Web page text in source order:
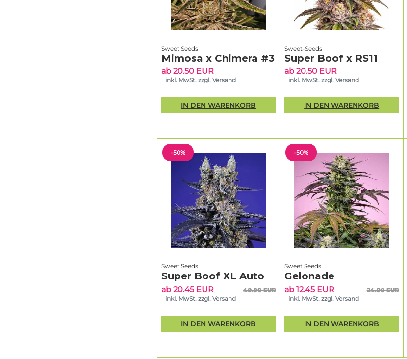
Sweet Seeds
Mimosa x Chimera #3
ab 20.50 EUR
inkl. MwSt. zzgl. Versand
IN DEN WARENKORB
Sweet-Seeds
Super Boof x RS11
ab 20.50 EUR
inkl. MwSt. zzgl. Versand
IN DEN WARENKORB
-50%
Sweet Seeds
Super Boof XL Auto
ab 20.45 EUR
40.90 EUR
inkl. MwSt. zzgl. Versand
IN DEN WARENKORB
-50%
Sweet Seeds
Gelonade
ab 12.45 EUR
24.90 EUR
inkl. MwSt. zzgl. Versand
IN DEN WARENKORB